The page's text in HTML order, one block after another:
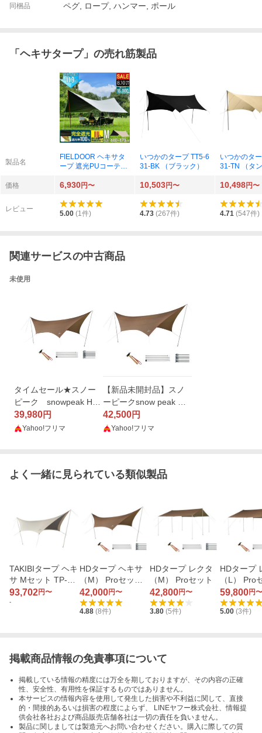
同梱品 ペグ, ロープ, ハンマー, ポール
「 ヘキサタープ」の売れ筋製品
製品名
FIELDOOR ヘキサタ
ープ 遮光PUコーティ
いつかのタープ TT5-6
31-BK （ブラック）
いつかのタ
31-TN （タ
価格 6,930円〜 10,503円〜 10,498円〜
レビュー
5.00 (1 件) 4.73 (267件) 4.71 (547件)
関連サービスの中古商品
未使用
タイムセール★スノー
ピーク snowpeak HD
タープ ヘキサ（L） Pro
セット TP-862S
39,980円
Yahoo!フリマ
【新品未開封品】スノ
ーピークsnow peak タ
ープ HDタープ "シール
ド" ヘキサ L Pro セット
42,500円
Yahoo!フリマ
よく一緒に見られている類似製品
TAKIBIタープ ヘキ
サ Mセット TP-44
0S-US
93,702円〜
-
HDタープ ヘキサ
（M） Proセット
TP-861S
42,000円〜
4.88 (8件)
HDタープ レクタ
（M） Proセット
42,800円〜
3.80 (5件)
HDタープ
（L） Pro
59,800円〜
5.00 (3件)
掲載商品情報の免責事項について
掲載している情報の精度には万全を期しておりますが、その内容の正確
性、安全性、有用性を保証するものではありません。
本サービスの情報内容を使用して発生した損害や不利益に関して、直接
的・間接的あるいは損害の程度によらず、 LINEヤフー株式会社、情報提
供会社各社および商品販売店舗各社は一切の責任を負いません。
製品に関しましては製造元へお問い合わせください。購入に際しての質